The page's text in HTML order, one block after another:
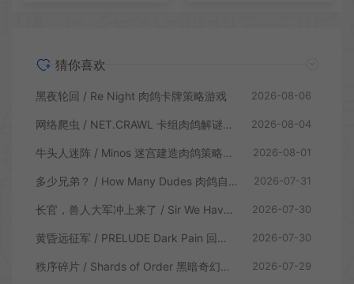
猜你喜欢
黑夜轮回 / Re Night 肉鸽卡牌策略游戏 2026-08-06
网络爬虫 / NET.CRAWL 卡组肉鸽解谜策略游戏 2026-08-04
牛头人迷阵 / Minos 迷宫建造肉鸽策略游戏 2026-08-01
多少兄弟？ / How Many Dudes 肉鸽自走棋游戏 2026-07-31
长官，兽人大军冲上来了 / Sir We Have an Orc Problem 增量塔防游戏 2026-07-30
黄昏远征军 / PRELUDE Dark Pain 回合制策略战棋游戏 2026-07-30
秩序碎片 / Shards of Order 黑暗奇幻卡牌CRPG策略游戏 2026-07-29